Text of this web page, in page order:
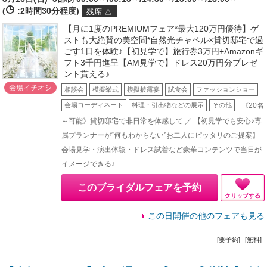
(
:2時間30分程度) 残席 △
【月に1度のPREMIUMフェア*最大120万円優待】ゲ
ストも大絶賛の美空間*自然光チャペル×貸切邸宅で過
ごす1日を体験♪【初見学で】旅行券3万円+Amazonギ
フト3千円進呈【AM見学で】ドレス20万円分プレゼ
ント貰える♪
相談会 模擬挙式 模擬披露宴 試食会 ファッションショー
会場コーディネート 料理・引出物などの展示 その他
《20名
～可能》貸切邸宅で非日常を体感して ／ 【初見学でも安心♪専
属プランナーが“何もわからない”お二人にピッタリのご提案】
会場見学・演出体験・ドレス試着など豪華コンテンツで当日が
イメージできる♪
クリップする
このブライダルフェアを予約
この日開催の他のフェアも見る
[要予約] [無料]